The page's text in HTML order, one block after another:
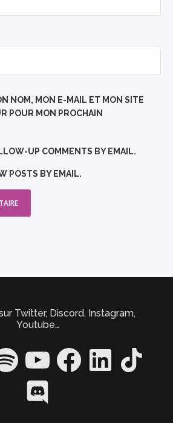
NOM, MON E-MAIL ET MON SITE
POUR MON PROCHAIN
UP COMMENTS BY EMAIL.
POSTS BY EMAIL.
Twitter, Discord, Instagram,
Youtube…
YouTube FacebookLinkedIn TikTok
Discord